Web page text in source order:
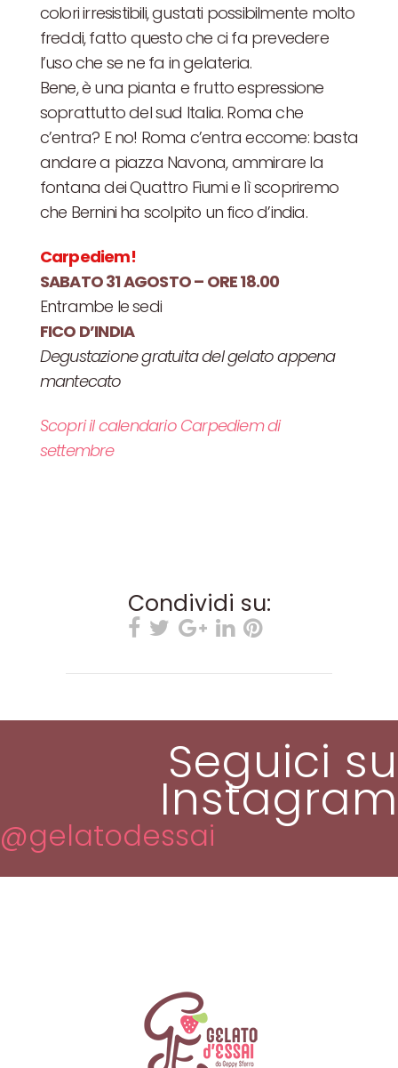
colori irresistibili, gustati possibilmente molto
freddi, fatto questo che ci fa prevedere
l’uso che se ne fa in gelateria.
Bene, è una pianta e frutto espressione
soprattutto del sud Italia. Roma che
c’entra? E no! Roma c’entra eccome: basta
andare a piazza Navona, ammirare la
fontana dei Quattro Fiumi e lì scopriremo
che Bernini ha scolpito un fico d’india.
Carpediem!
SABATO 31 AGOSTO – ORE 18.00
Entrambe le sedi
FICO D’INDIA
Degustazione gratuita del gelato appena
mantecato
Scopri il calendario Carpediem di
settembre
Condividi su:
Seguici su
Instagram
@gelatodessai